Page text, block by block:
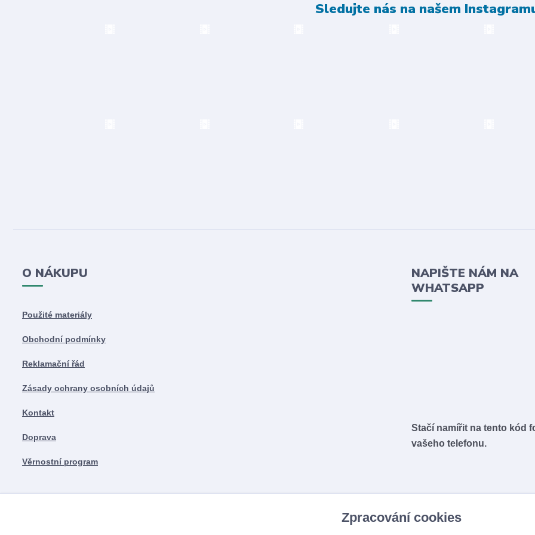
Sledujte nás na našem
O NÁKUPU
Použité materiály
Obchodní podmínky
Reklamační řád
Zásady ochrany osobních údajů
Kontakt
Doprava
Věrnostní program
NAPIŠTE NÁM NA
WHATSAPP
Stačí namířit na tento kód
vašeho telefonu.
Zpracování cookies